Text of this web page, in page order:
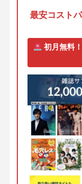
最安コスト
初月無料